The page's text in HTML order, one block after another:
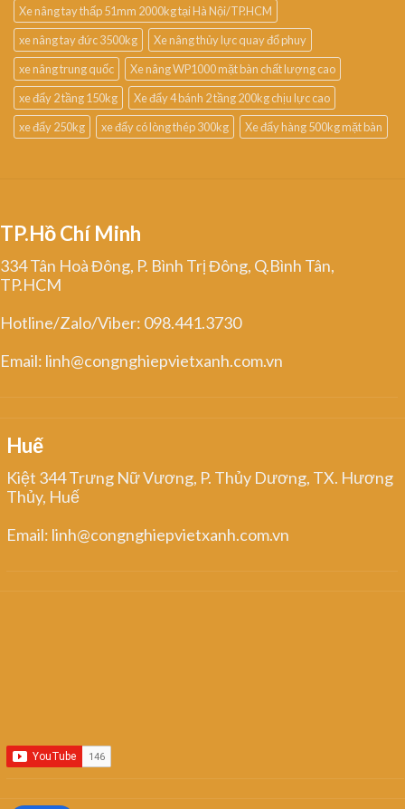
Xe nâng tay thấp 51mm 2000kg tại Hà Nội/TP.HCM
xe nâng tay đức 3500kg
Xe nâng thủy lực quay đổ phuy
xe nâng trung quốc
Xe nâng WP1000 mặt bàn chất lượng cao
xe đẩy 2 tầng 150kg
Xe đẩy 4 bánh 2 tầng 200kg chịu lực cao
xe đẩy 250kg
xe đẩy có lòng thép 300kg Xe đẩy hàng 500kg mặt bàn
TP.Hồ Chí Minh
334 Tân Hoà Đông, P. Bình Trị Đông, Q.Bình Tân,
TP.HCM
Hotline/Zalo/Viber: 098.441.3730
Email: linh@congnghiepvietxanh.com.vn
Huế
Kiệt 344 Trưng Nữ Vương, P. Thủy Dương, TX. Hương
Thủy, Huế
Email: linh@congnghiepvietxanh.com.vn